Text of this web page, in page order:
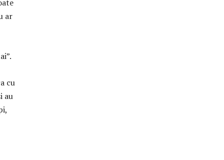
ar
cu
au